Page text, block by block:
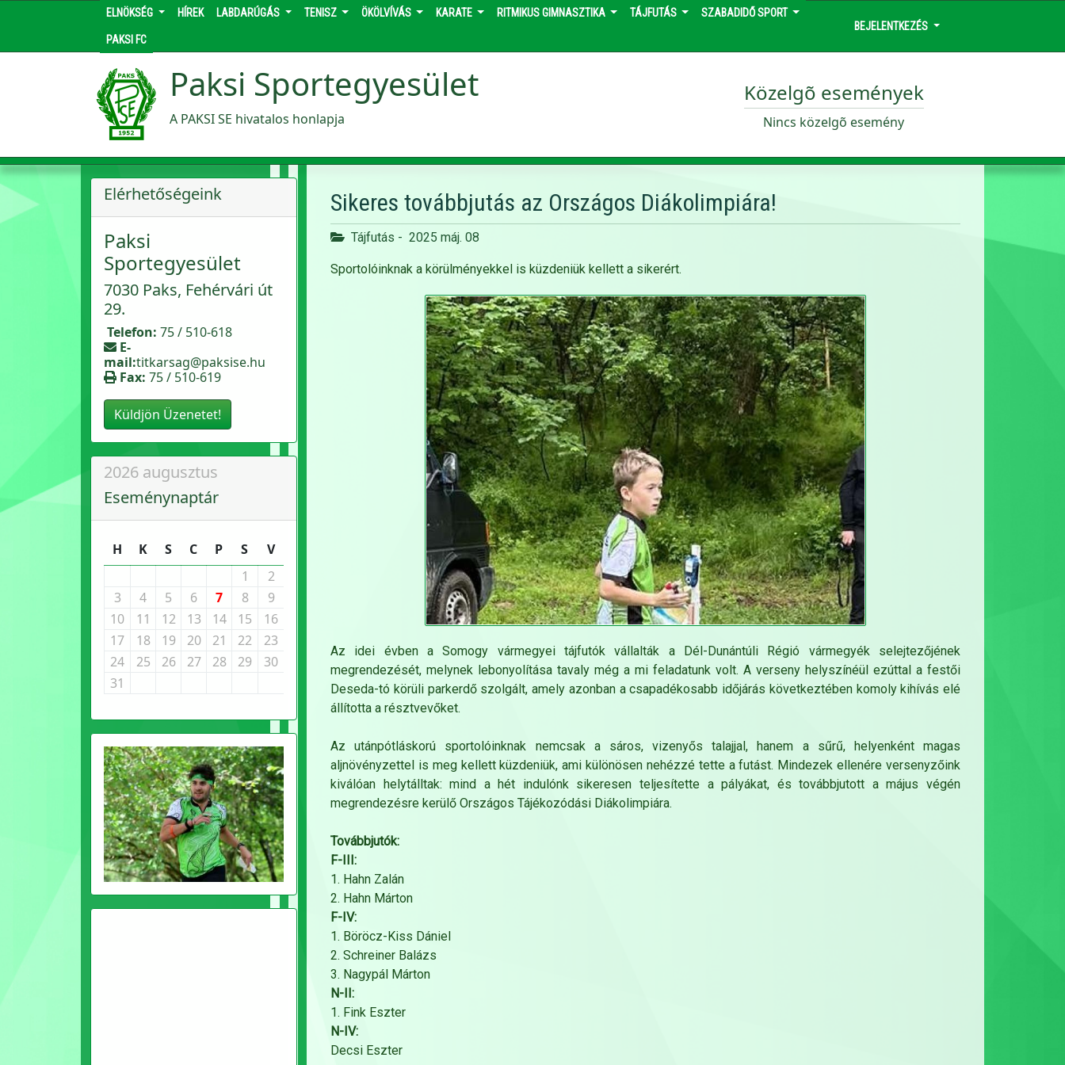
ELNÖKSÉG HÍREK LABDARÚGÁS TENISZ ÖKÖLVÍVÁS KARATE RITMIKUS GIMNASZTIKA TÁJFUTÁS SZABADIDŐ SPORT
PAKSI FC
BEJELENTKEZÉS
Paksi Sportegyesület
A PAKSI SE hivatalos honlapja
Közelgõ események
Nincs közelgõ esemény
Elérhetőségeink
Paksi
Sportegyesület
7030 Paks, Fehérvári út
29.
Telefon: 75 / 510-618
E-
mail:titkarsag@paksise.hu
Fax: 75 / 510-619
Küldjön Üzenetet!
2026 augusztus
Eseménynaptár
H K S C P S
V
1
2
3
4 5 6 7 8
9
10
11 12 13 14 15
16
17
18 19 20 21 22
23
24
25 26 27 28 29
30
31
Sikeres továbbjutás az Országos Diákolimpiára!
Tájfutás - 2025 máj. 08
Sportolóinknak a körülményekkel is küzdeniük kellett a sikerért.
Az idei évben a Somogy vármegyei tájfutók vállalták a Dél-Dunántúli Régió vármegyék selejtezőjének
megrendezését, melynek lebonyolítása tavaly még a mi feladatunk volt. A verseny helyszínéül ezúttal a festői
Deseda-tó körüli parkerdő szolgált, amely azonban a csapadékosabb időjárás következtében komoly kihívás elé
állította a résztvevőket.
Az utánpótláskorú sportolóinknak nemcsak a sáros, vizenyős talajjal, hanem a sűrű, helyenként magas
aljnövényzettel is meg kellett küzdeniük, ami különösen nehézzé tette a futást. Mindezek ellenére versenyzőink
kiválóan helytálltak: mind a hét indulónk sikeresen teljesítette a pályákat, és továbbjutott a május végén
megrendezésre kerülő Országos Tájékozódási Diákolimpiára.
Továbbjutók:
F-III:
1. Hahn Zalán
2. Hahn Márton
F-IV:
1. Böröcz-Kiss Dániel
2. Schreiner Balázs
3. Nagypál Márton
N-II:
1. Fink Eszter
N-IV:
Decsi Eszter